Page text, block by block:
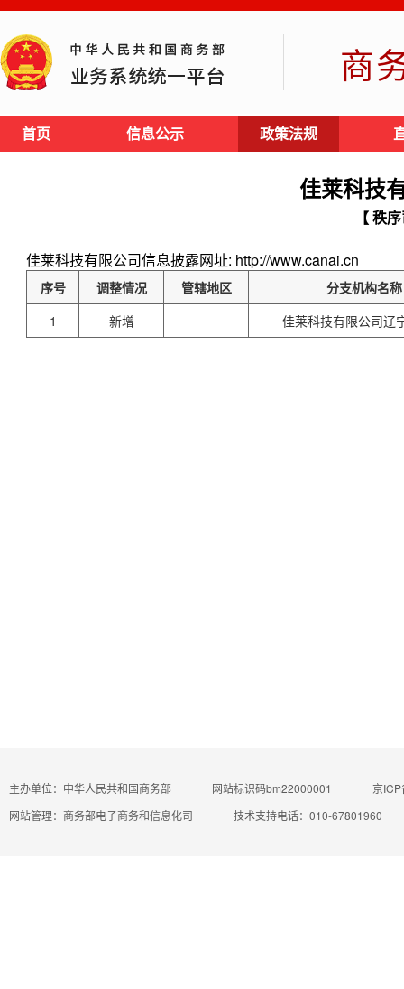
商
首页 信息公示 政策法规
佳莱科技
【 秩
佳莱科技有限公司信息披露网址: http://www.canai.cn
序号 调整情况 管辖地区
分支机构名称
1
新增 佳莱科技有限公司辽
主办单位：中华人民共和国商务部 网站标识码bm22000001
京
网站管理：商务部电子商务和信息化司
技术支持电话：010-67801960